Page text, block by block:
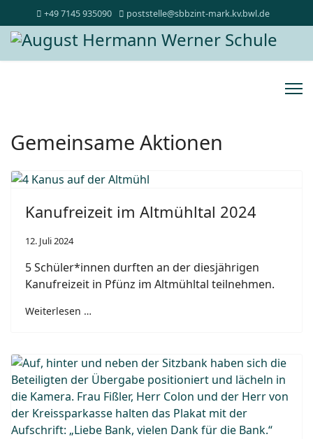
+49 7145 935090 poststelle@sbbzint-mark.kv.bwl.de
Gemeinsame Aktionen
Kanufreizeit im Altmühltal 2024
12. Juli 2024
5 Schüler*innen durften an der diesjährigen
Kanufreizeit in Pfünz im Altmühltal teilnehmen.
Weiterlesen …